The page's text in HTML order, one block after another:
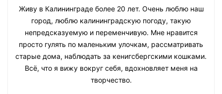
Живу в Калининграде более 20 лет. Очень люблю наш
город, люблю калининградскую погоду, такую
непредсказуемую и переменчивую. Мне нравится
просто гулять по маленьким улочкам, рассматривать
старые дома, наблюдать за кенигсбергскими кошками.
Всё, что я вижу вокруг себя, вдохновляет меня на
творчество.